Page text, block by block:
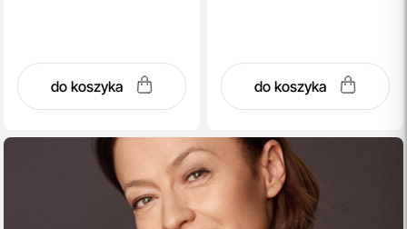
do koszyka do koszyka